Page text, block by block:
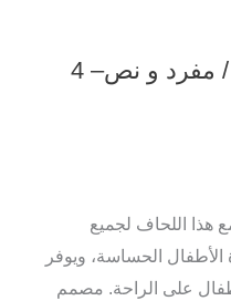
طقم لحاف ريترو مفرد / مفرد و نص– 4
هذا اللحاف لجميع
الحساسة، ويوفر
على الراحة. مصمم